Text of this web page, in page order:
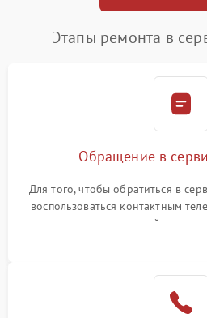
Этапы ремонта в
Обращение в
Для того, чтобы обратиться в
воспользоваться контактным
или оставить свой номер